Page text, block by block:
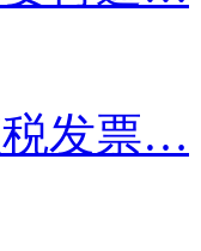
发票…